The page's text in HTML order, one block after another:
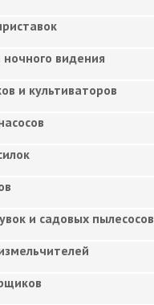
видения
и культиваторов
и садовых пылесосов